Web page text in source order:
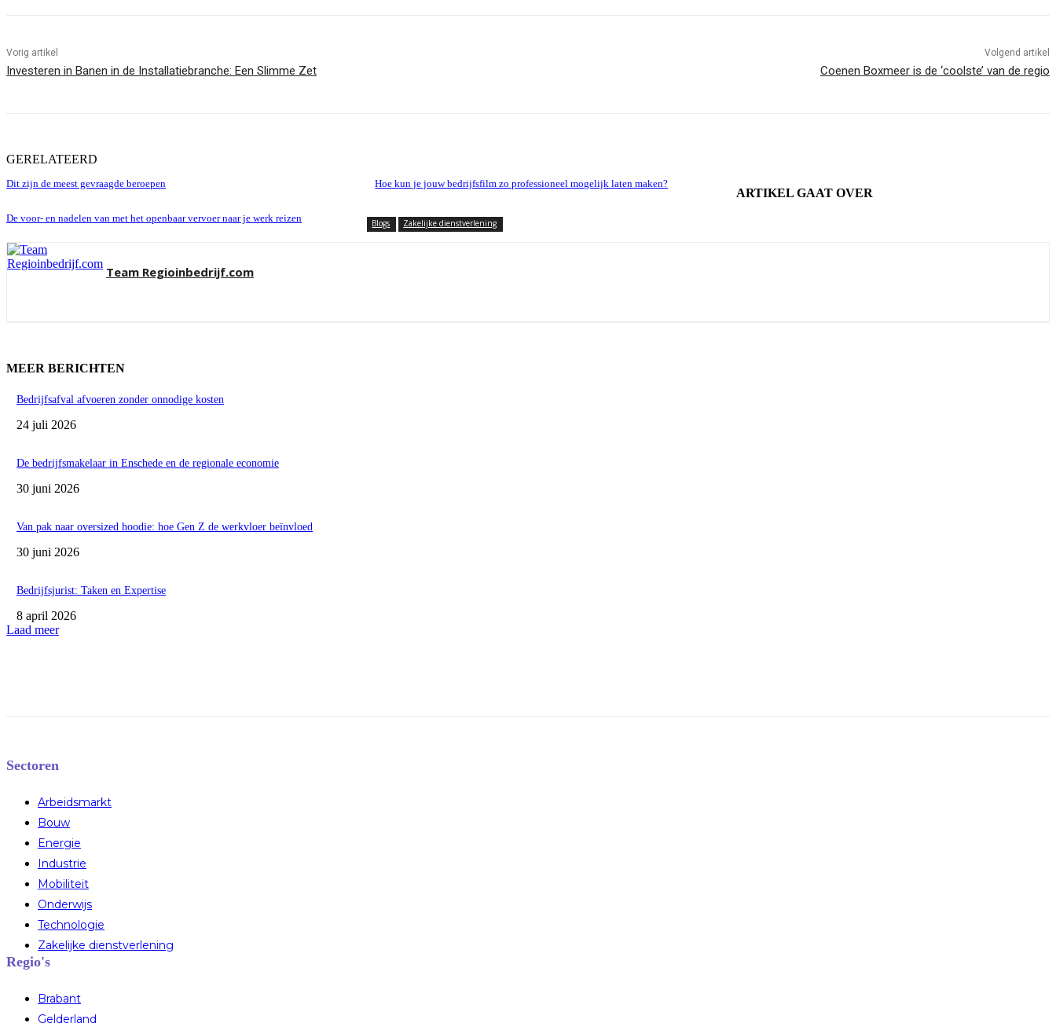
Vorig artikel
Investeren in Banen in de Installatiebranche: Een Slimme Zet
Volgend artikel
Coenen Boxmeer is de ‘coolste’ van de regio
GERELATEERD
Dit zijn de meest gevraagde beroepen Hoe kun je jouw bedrijfsfilm zo professioneel mogelijk laten maken?
De voor- en nadelen van met het openbaar vervoer naar je werk reizen
ARTIKEL GAAT OVER
Blogs Zakelijke dienstverlening
Team Regioinbedrijf.com
MEER BERICHTEN
Bedrijfsafval afvoeren zonder onnodige kosten
24 juli 2026
De bedrijfsmakelaar in Enschede en de regionale economie
30 juni 2026
Van pak naar oversized hoodie: hoe Gen Z de werkvloer beïnvloed
30 juni 2026
Bedrijfsjurist: Taken en Expertise
8 april 2026
Laad meer
Sectoren
Arbeidsmarkt
Bouw
Energie
Industrie
Mobiliteit
Onderwijs
Technologie
Zakelijke dienstverlening
Regio's
Brabant
Gelderland